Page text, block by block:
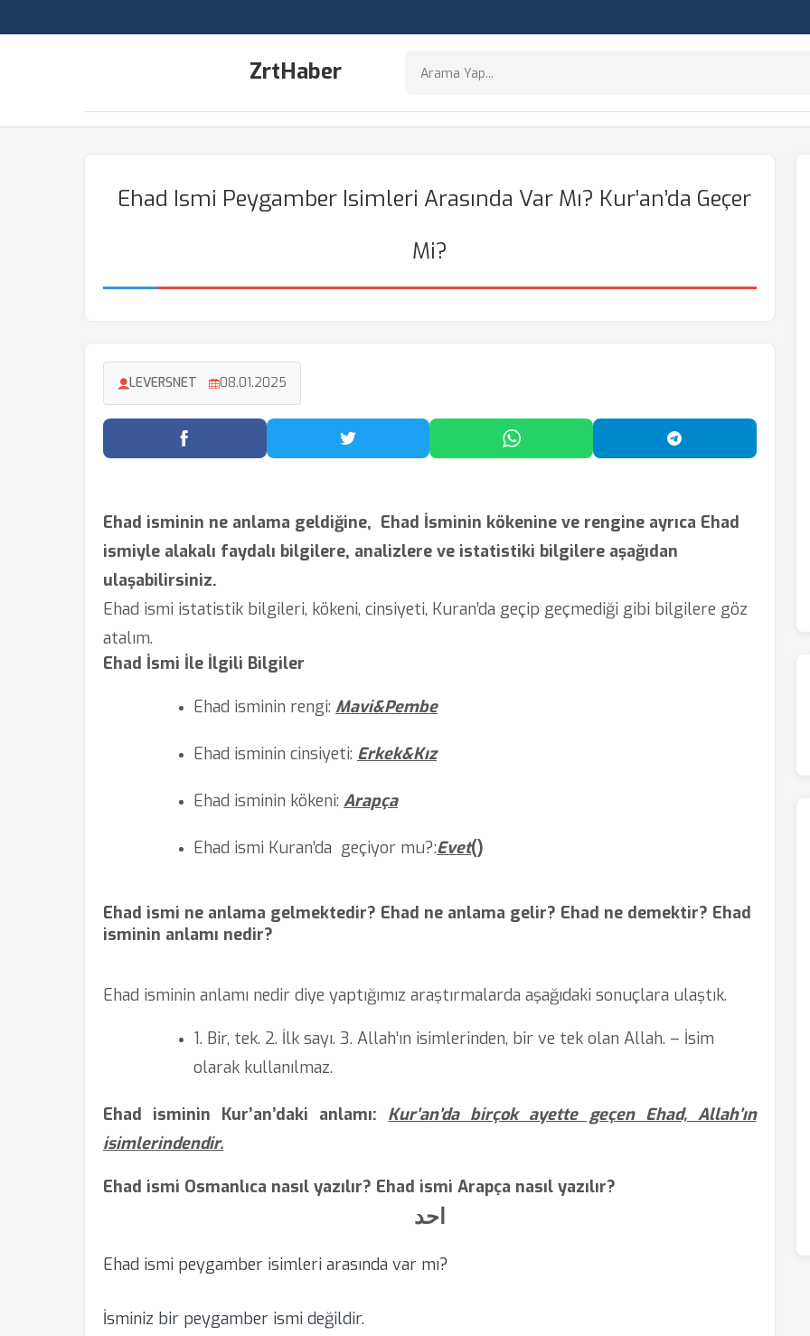
ZrtHaber
Ehad Ismi Peygamber Isimleri Arasında Var Mı? Kur’an’da Geçer
Mi?
LEVERSNET 08.01.2025
Facebook'ta Paylaş Twitter'da Paylaş WhatsApp'ta Paylaş Telegram'da
Ehad isminin ne anlama geldiğine, Ehad İsminin kökenine ve rengine ayrıca Ehad
ismiyle alakalı faydalı bilgilere, analizlere ve istatistiki bilgilere aşağıdan
ulaşabilirsiniz.
Ehad ismi istatistik bilgileri, kökeni, cinsiyeti, Kuran’da geçip geçmediği gibi bilgilere göz
atalım.
Ehad İsmi İle İlgili Bilgiler
Ehad isminin rengi: Mavi&Pembe
Ehad isminin cinsiyeti: Erkek&Kız
Ehad isminin kökeni: Arapça
Ehad ismi Kuran’da geçiyor mu?:Evet()
Ehad ismi ne anlama gelmektedir? Ehad ne anlama gelir? Ehad ne demektir? Ehad
isminin anlamı nedir?
Ehad isminin anlamı nedir diye yaptığımız araştırmalarda aşağıdaki sonuçlara ulaştık.
1. Bir, tek. 2. İlk sayı. 3. Allah’ın isimlerinden, bir ve tek olan Allah. – İsim
olarak kullanılmaz.
Ehad isminin Kur’an’daki anlamı: Kur’an’da birçok ayette geçen Ehad, Allah’ın
isimlerindendir.
Ehad ismi Osmanlıca nasıl yazılır? Ehad ismi Arapça nasıl yazılır?
احد
Ehad ismi peygamber isimleri arasında var mı?
İsminiz bir peygamber ismi değildir.